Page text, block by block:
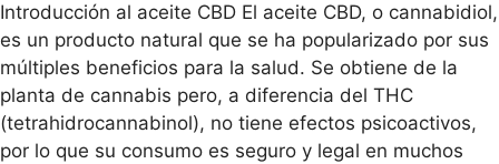
Introducción al aceite CBD El aceite CBD, o cannabidiol,
es un producto natural que se ha popularizado por sus
múltiples beneficios para la salud. Se obtiene de la
planta de cannabis pero, a diferencia del THC
(tetrahidrocannabinol), no tiene efectos psicoactivos,
por lo que su consumo es seguro y legal en muchos